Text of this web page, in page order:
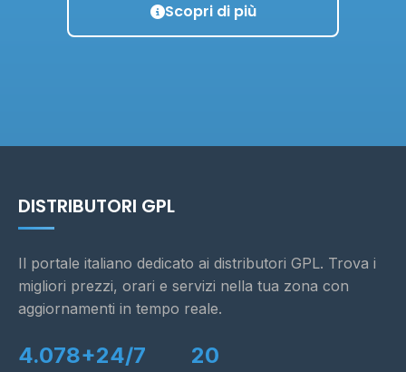
Scopri di più
DISTRIBUTORI GPL
Il portale italiano dedicato ai distributori GPL. Trova i
migliori prezzi, orari e servizi nella tua zona con
aggiornamenti in tempo reale.
4.078+24/7 20